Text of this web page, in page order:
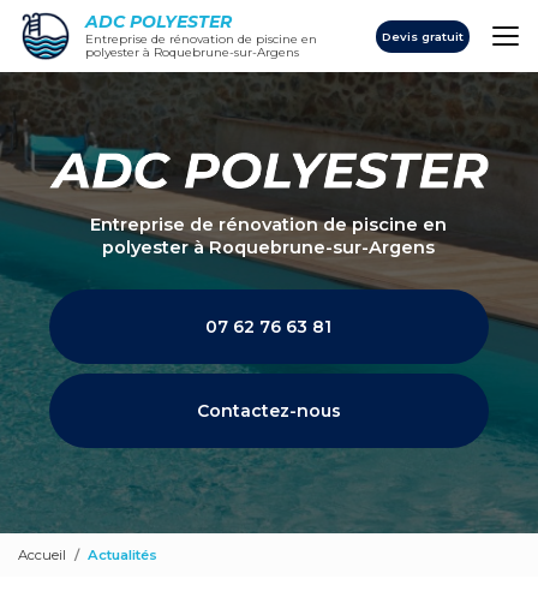
Aller
contenu
principal
ADC POLYESTER
Entreprise de rénovation de piscine en
polyester à Roquebrune-sur-Argens
Devis gratuit
Entreprise de rénovation de piscine en
polyesterà Roquebrune-sur-Argens
07 62 76 63 81
Contactez-nous
Accueil Actualités